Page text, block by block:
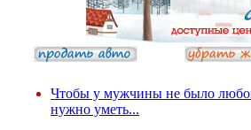
Чтобы у мужчины не было
нужно уметь...